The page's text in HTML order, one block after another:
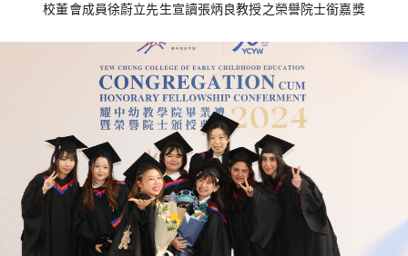
校董會成員徐蔚立先生宣讀張炳良教授之榮譽院士銜嘉獎